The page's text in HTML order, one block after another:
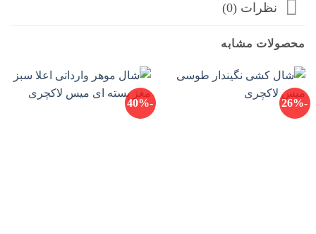
نظرات (0)
محصولات مشابه
-26%
-40%